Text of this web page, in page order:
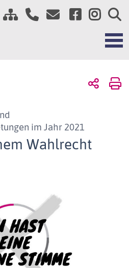
im Jahr 2021
Wahlrecht